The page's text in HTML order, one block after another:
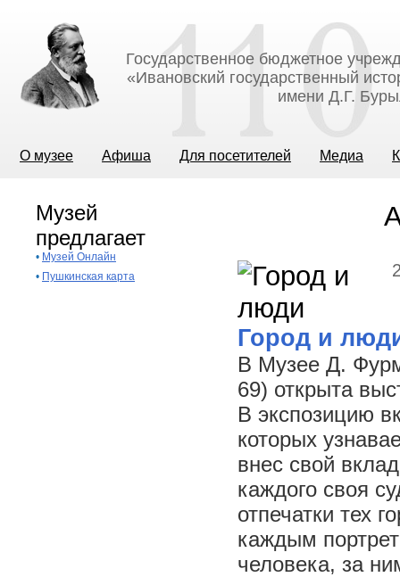
Государственное бюджетное
«Ивановский государственный
имени Д.Г.
О музее Афиша Для посетителей Медиа
Музей
предлагает
• Музей Онлайн
• Пушкинская карта
Город и
В Музее Д.
69) открыта
В экспозицию
которых
внес свой
каждого своя
отпечатки тех
каждым
человека, за